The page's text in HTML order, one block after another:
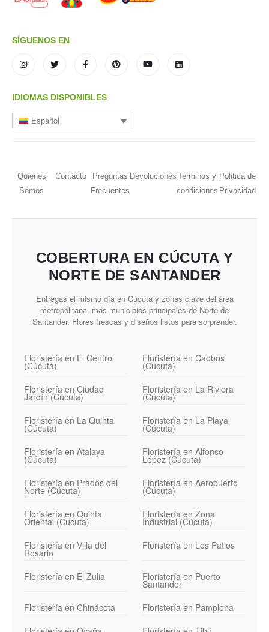
SÍGUENOS EN
IDIOMAS DISPONIBLES
Español
Quienes
Somos
Contacto
Preguntas
Frecuentes
Devoluciones Terminos y
condiciones
Politica de
Privacidad
COBERTURA EN CÚCUTA Y
NORTE DE SANTANDER
Entregas el mismo día en Cúcuta y zonas clave del área
metropolitana, más municipios principales de Norte de
Santander. Flores frescas y diseños listos para sorprender.
Floristería en El Centro
(Cúcuta)
Floristería en Caobos
(Cúcuta)
Floristería en Ciudad
Jardín (Cúcuta)
Floristería en La Riviera
(Cúcuta)
Floristería en La Quinta
(Cúcuta)
Floristería en La Playa
(Cúcuta)
Floristería en Atalaya
(Cúcuta)
Floristería en Alfonso
López (Cúcuta)
Floristería en Prados del
Norte (Cúcuta)
Floristería en Aeropuerto
(Cúcuta)
Floristería en Quinta
Oriental (Cúcuta)
Floristería en Zona
Industrial (Cúcuta)
Floristería en Villa del
Rosario
Floristería en Los Patios
Floristería en El Zulia Floristería en Puerto
Santander
Floristería en Chinácota
Floristería en Pamplona